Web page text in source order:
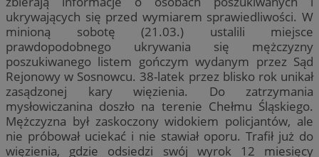
ukrywających się przed wymiarem sprawiedliwości. W
minioną sobotę (21.03.) ustalili miejsce
prawdopodobnego ukrywania się mężczyzny
poszukiwanego listem gończym wydanym przez Sąd
Rejonowy w Sosnowcu. 38-latek przez blisko rok unikał
zasądzonej kary więzienia. Do zatrzymania
mysłowiczanina doszło na terenie Chełmu Śląskiego.
Mężczyzna był zaskoczony widokiem policjantów, ale
nie próbował uciekać i nie stawiał oporu. Trafił już do
więzienia, gdzie odsiedzi swój wyrok 12 miesięcy